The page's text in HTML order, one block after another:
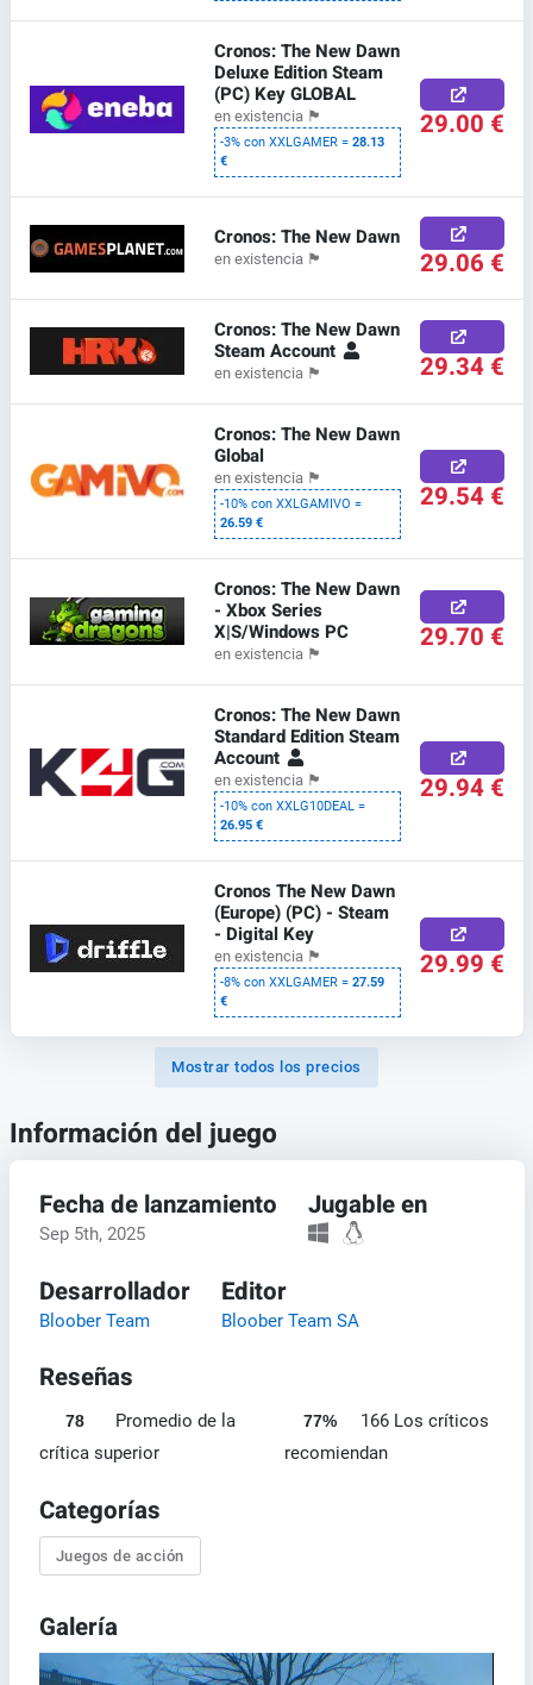
Cronos: The New Dawn
Deluxe Edition Steam
(PC) Key GLOBAL
en existencia 🏴
-3% con XXLGAMER =28.13
€
29.00 €
Cronos: The New Dawn
en existencia 🏴 29.06 €
Cronos: The New Dawn
Steam Account
en existencia 🏴 29.34 €
Cronos: The New Dawn
Global
en existencia 🏴
-10% con XXLGAMIVO =
26.59 €
29.54 €
Cronos: The New Dawn
- Xbox Series
X|S/Windows PC
en existencia 🏴 29.70 €
Cronos: The New Dawn
Standard Edition Steam
Account
en existencia 🏴
-10% con XXLG10DEAL =
26.95 €
29.94 €
Cronos The New Dawn
(Europe) (PC) - Steam
- Digital Key
en existencia 🏴
-8% con XXLGAMER =27.59
€
29.99 €
Mostrar todos los precios
Información del juego
Fecha de lanzamiento
Sep 5th, 2025
Jugable en
Desarrollador
Bloober Team
Editor
Bloober Team SA
Reseñas
78
Promedio de la
crítica superior
77%
166 Los críticos
recomiendan
Categorías
Juegos de acción
Galería